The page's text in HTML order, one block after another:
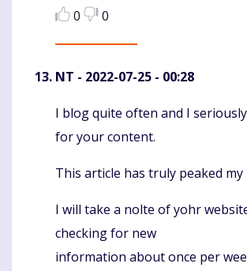
0
0
NT - 2022-07-25 - 00:28
Komentaras
I blog quite often and I
for your content.
This article has truly peaked
I will take a nolte of yohr
checking for new
information about once per